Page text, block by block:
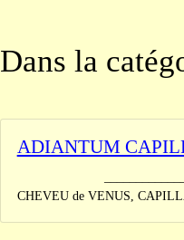
Dans la
ADIANTUM
CHEVEU de VENUS,